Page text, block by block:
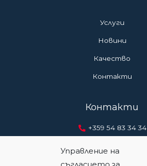
Управление на
Услуги
Новини
Качество
Контакти
Контакти
+359 54 83 34 34
+359 888 20 41 12